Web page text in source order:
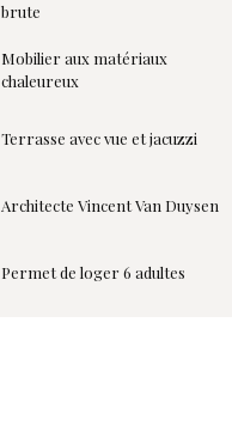
brute
Mobilier aux matériaux
chaleureux
Terrasse avec vue et jacuzzi
Architecte Vincent Van Duysen
Permet de loger 6 adultes